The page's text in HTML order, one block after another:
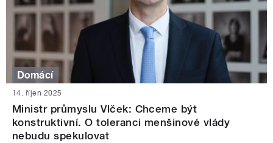
Domácí
14. říjen 2025
Ministr průmyslu Vlček: Chceme být
konstruktivní. O toleranci menšinové vlády
nebudu spekulovat